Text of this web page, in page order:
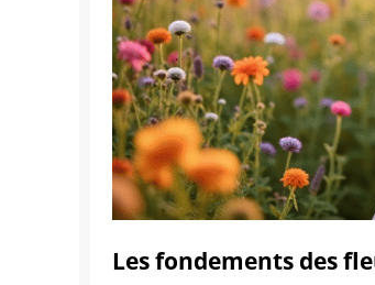
Les fondements des